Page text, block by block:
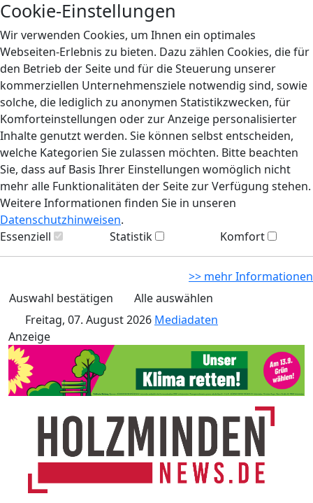
Cookie-Einstellungen
Wir verwenden Cookies, um Ihnen ein optimales
Webseiten-Erlebnis zu bieten. Dazu zählen Cookies, die für
den Betrieb der Seite und für die Steuerung unserer
kommerziellen Unternehmensziele notwendig sind, sowie
solche, die lediglich zu anonymen Statistikzwecken, für
Komforteinstellungen oder zur Anzeige personalisierter
Inhalte genutzt werden. Sie können selbst entscheiden,
welche Kategorien Sie zulassen möchten. Bitte beachten
Sie, dass auf Basis Ihrer Einstellungen womöglich nicht
mehr alle Funktionalitäten der Seite zur Verfügung stehen.
Weitere Informationen finden Sie in unseren
Datenschutzhinweisen.
Essenziell
Statistik Komfort
>> mehr Informationen
Auswahl bestätigen
Alle auswählen
Freitag, 07. August 2026 Mediadaten
Anzeige